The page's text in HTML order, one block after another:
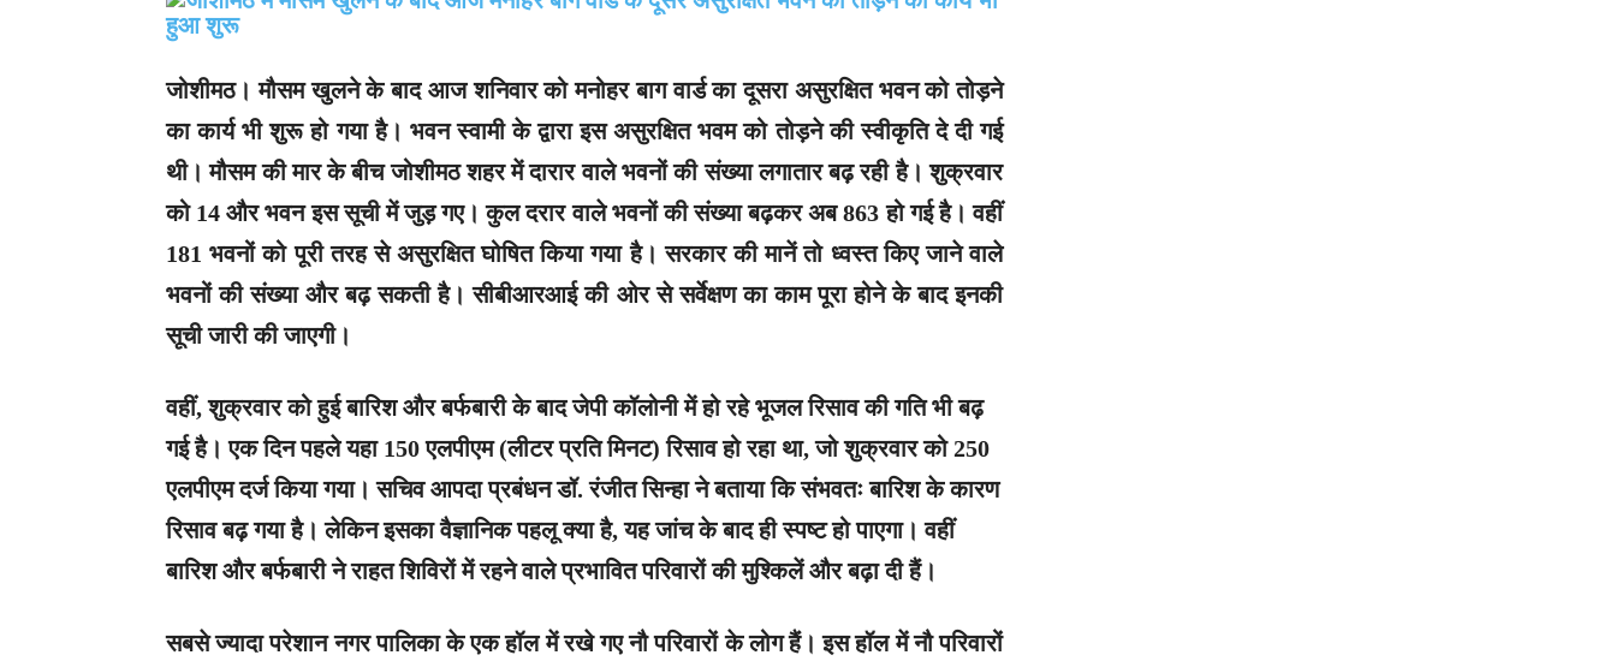
जोशीमठ। मौसम खुलने के बाद आज शनिवार को मनोहर बाग वार्ड का दूसरा असुरक्षित भवन को तोड़ने
का कार्य भी शुरू हो गया है। भवन स्वामी के द्वारा इस असुरक्षित भवम को तोड़ने की स्वीकृति दे दी गई
थी। मौसम की मार के बीच जोशीमठ शहर में दारार वाले भवनों की संख्या लगातार बढ़ रही है। शुक्रवार
को 14 और भवन इस सूची में जुड़ गए। कुल दरार वाले भवनों की संख्या बढ़कर अब 863 हो गई है। वहीं
181 भवनों को पूरी तरह से असुरक्षित घोषित किया गया है। सरकार की मानें तो ध्वस्त किए जाने वाले
भवनों की संख्या और बढ़ सकती है। सीबीआरआई की ओर से सर्वेक्षण का काम पूरा होने के बाद इनकी
सूची जारी की जाएगी।
वहीं, शुक्रवार को हुई बारिश और बर्फबारी के बाद जेपी कॉलोनी में हो रहे भूजल रिसाव की गति भी बढ़
गई है। एक दिन पहले यहा 150 एलपीएम (लीटर प्रति मिनट) रिसाव हो रहा था, जो शुक्रवार को 250
एलपीएम दर्ज किया गया। सचिव आपदा प्रबंधन डॉ. रंजीत सिन्हा ने बताया कि संभवतः बारिश के कारण
रिसाव बढ़ गया है। लेकिन इसका वैज्ञानिक पहलू क्या है, यह जांच के बाद ही स्पष्ट हो पाएगा। वहीं
बारिश और बर्फबारी ने राहत शिविरों में रहने वाले प्रभावित परिवारों की मुश्किलें और बढ़ा दी हैं।
सबसे ज्यादा परेशान नगर पालिका के एक हॉल में रखे गए नौ परिवारों के लोग हैं। इस हॉल में नौ परिवारों